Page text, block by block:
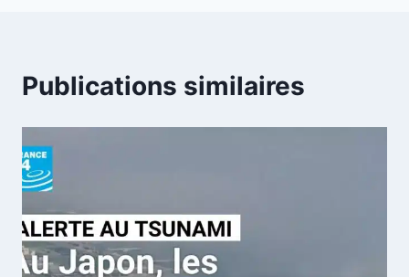
Publications similaires